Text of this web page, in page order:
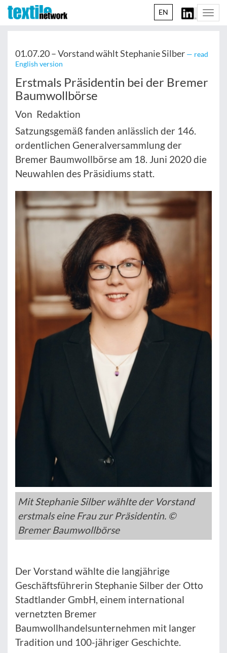
EN
01.07.20 –Vorstand wählt Stephanie Silber — read
English version
Erstmals Präsidentin bei der Bremer
Baumwollbörse
Von Redaktion
Satzungsgemäß fanden anlässlich der 146.
ordentlichen Generalversammlung der
Bremer Baumwollbörse am 18. Juni 2020 die
Neuwahlen des Präsidiums statt.
Mit Stephanie Silber wählte der Vorstand
erstmals eine Frau zur Präsidentin. ©
Bremer Baumwollbörse
Der Vorstand wählte die langjährige
Geschäftsführerin Stephanie Silber der Otto
Stadtlander GmbH, einem international
vernetzten Bremer
Baumwollhandelsunternehmen mit langer
Tradition und 100-jähriger Geschichte.